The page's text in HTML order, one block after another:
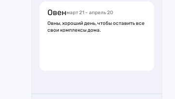
Овенмарт 21 – апрель 20
Овны, хороший день, чтобы оставить все
свои комплексы дома.